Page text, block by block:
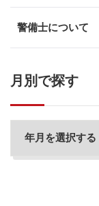
警備士について
月別で探す